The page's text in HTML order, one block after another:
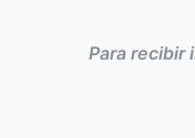
Para recibir